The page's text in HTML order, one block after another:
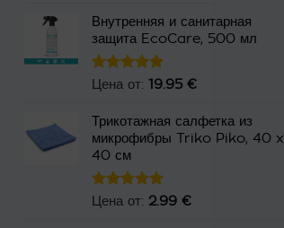
составляла
58.70 €.
49.95 €.
Внутренняя и санитарная
защита EcoCare, 500 мл
Оценка
Цена от: 19.95 €
Трикотажная салфетка из
микрофибры Triko Piko, 40 x
40 см
Оценка
Цена от: 2.99 €